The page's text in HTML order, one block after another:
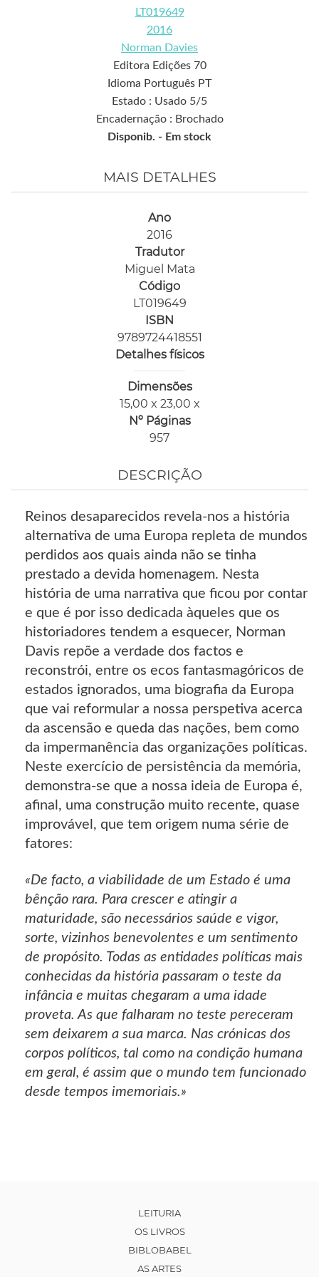
LT019649
2016
Norman Davies
Editora Edições 70
Idioma Português PT
Estado : Usado 5/5
Encadernação : Brochado
Disponib. - Em stock
MAIS DETALHES
Ano
2016
Tradutor
Miguel Mata
Código
LT019649
ISBN
9789724418551
Detalhes físicos
Dimensões
15,00 x 23,00 x
Nº Páginas
957
DESCRIÇÃO
Reinos desaparecidos revela-nos a história
alternativa de uma Europa repleta de mundos
perdidos aos quais ainda não se tinha
prestado a devida homenagem. Nesta
história de uma narrativa que ficou por contar
e que é por isso dedicada àqueles que os
historiadores tendem a esquecer, Norman
Davis repõe a verdade dos factos e
reconstrói, entre os ecos fantasmagóricos de
estados ignorados, uma biografia da Europa
que vai reformular a nossa perspetiva acerca
da ascensão e queda das nações, bem como
da impermanência das organizações políticas.
Neste exercício de persistência da memória,
demonstra-se que a nossa ideia de Europa é,
afinal, uma construção muito recente, quase
improvável, que tem origem numa série de
fatores:
«De facto, a viabilidade de um Estado é uma
bênção rara. Para crescer e atingir a
maturidade, são necessários saúde e vigor,
sorte, vizinhos benevolentes e um sentimento
de propósito. Todas as entidades políticas mais
conhecidas da história passaram o teste da
infância e muitas chegaram a uma idade
proveta. As que falharam no teste pereceram
sem deixarem a sua marca. Nas crónicas dos
corpos políticos, tal como na condição humana
em geral, é assim que o mundo tem funcionado
desde tempos imemoriais.»
LEITURIA
OS LIVROS
BIBLOBABEL
AS ARTES